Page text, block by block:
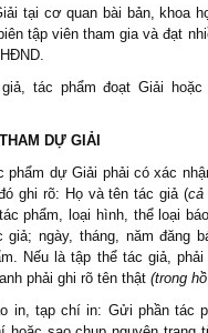
tại cơ quan bài bản, khoa
tập viên tham gia và đạt
tác phẩm đoạt Giải
DỰ GIẢI
dự Giải phải có xác
ghi rõ: Họ và tên tác giả (cả
phẩm, loại hình, thể loại
giả; ngày, tháng, năm đăng
Nếu là tập thể tác giả,
phải ghi rõ tên thật (trong
in, tạp chí in: Gửi phần tác